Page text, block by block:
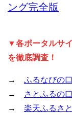
ング完全版
▼各ポータルサ
を徹底調査！
→ ふるなびの
→
さとふるの
→ 楽天ふるさ